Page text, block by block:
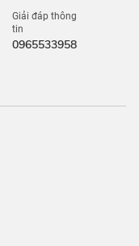
Giải đáp thông
tin
0965533958